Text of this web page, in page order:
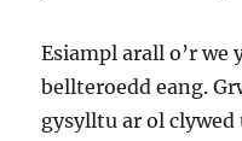
Esiampl arall o’r
bellteroedd eang.
gysylltu ar ol